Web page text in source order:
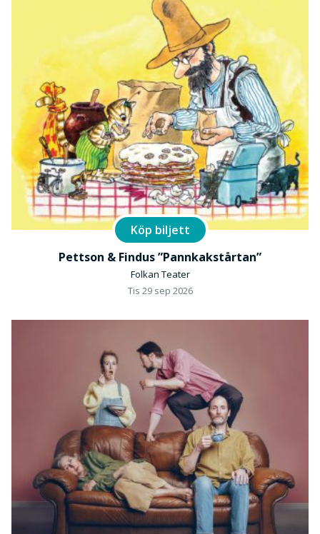
Köp biljett
Pettson & Findus ”Pannkakstårtan”
Folkan Teater
Tis 29 sep 2026